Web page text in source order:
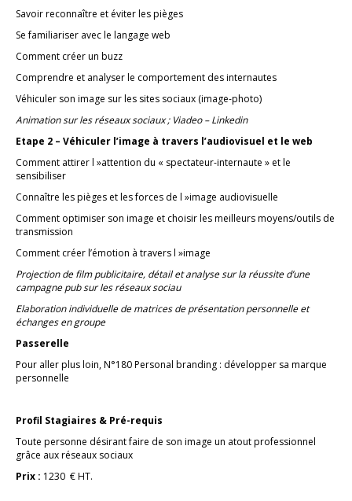
Savoir reconnaître et éviter les pièges
Se familiariser avec le langage web
Comment créer un buzz
Comprendre et analyser le comportement des internautes
Véhiculer son image sur les sites sociaux (image-photo)
Animation sur les réseaux sociaux ; Viadeo – Linkedin
Etape 2 – Véhiculer l’image à travers l’audiovisuel et le web
Comment attirer l »attention du « spectateur-internaute » et le
sensibiliser
Connaître les pièges et les forces de l »image audiovisuelle
Comment optimiser son image et choisir les meilleurs moyens/outils de
transmission
Comment créer l’émotion à travers l »image
Projection de film publicitaire, détail et analyse sur la réussite d’une
campagne pub sur les réseaux sociau
Elaboration individuelle de matrices de présentation personnelle et
échanges en groupe
Passerelle
Pour aller plus loin, N°180 Personal branding : développer sa marque
personnelle
Profil Stagiaires & Pré-requis
Toute personne désirant faire de son image un atout professionnel
grâce aux réseaux sociaux
Prix : 1230 € HT.